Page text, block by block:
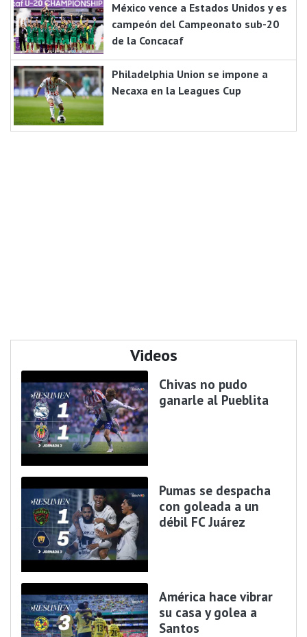
México vence a Estados Unidos y es
campeón del Campeonato sub-20
de la Concacaf
Philadelphia Union se impone a
Necaxa en la Leagues Cup
Videos
Chivas no pudo
ganarle al Pueblita
Pumas se despacha
con goleada a un
débil FC Juárez
América hace vibrar
su casa y golea a
Santos